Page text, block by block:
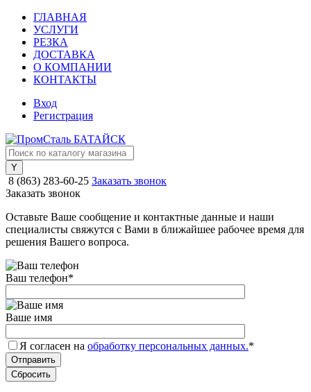
ГЛАВНАЯ
УСЛУГИ
РЕЗКА
ДОСТАВКА
О КОМПАНИИ
КОНТАКТЫ
Вход
Регистрация
8 (863) 283-60-25 Заказать звонок
Заказать звонок
Оставьте Ваше сообщение и контактные данные и наши
специалисты свяжутся с Вами в ближайшее рабочее время для
решения Вашего вопроса.
Ваш телефон*
Ваше имя
Я согласен на обработку персональных данных.*